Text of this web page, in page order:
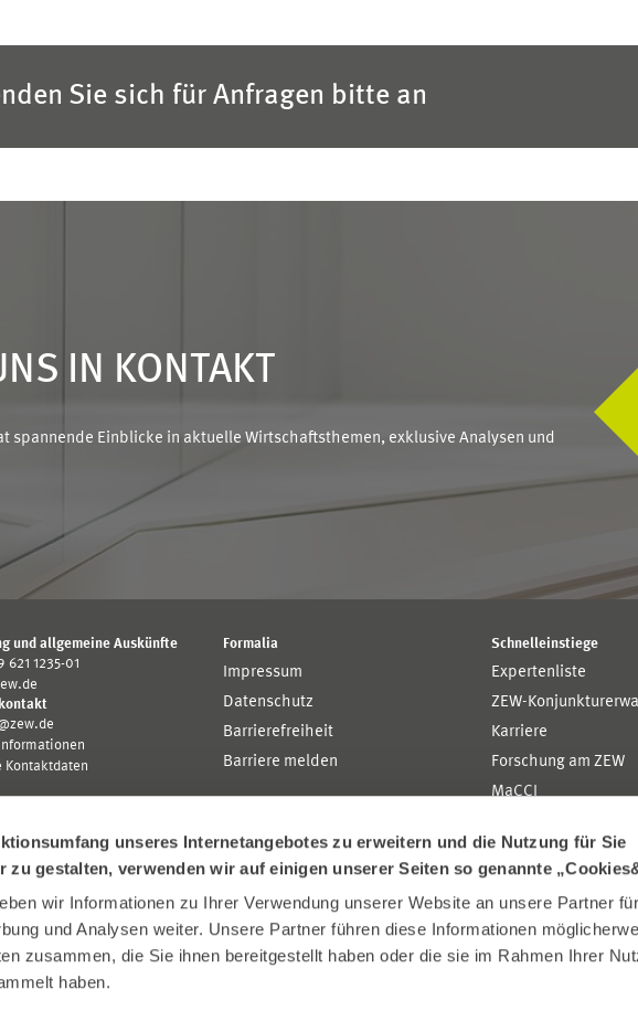
unseres Internetangebotes zu erweitern und die Nutzung für Sie
zu gestalten, verwenden wir auf einigen unserer Seiten so genannte
wir Informationen zu Ihrer Verwendung unserer Website an unsere Partner
und Analysen weiter. Unsere Partner führen diese Informationen
zusammen, die Sie ihnen bereitgestellt haben oder die sie im Rahmen Ihrer
haben.
Sie sich für Anfragen bitte an
IN KONTAKT
spannende Einblicke in aktuelle Wirtschaftsthemen, exklusive Analysen und
und allgemeine Auskünfte
621 1235-01
Kontaktdaten
Formalia
Impressum
Datenschutz
Barrierefreiheit
Barriere melden
Schnelleinstiege
Expertenliste
ZEW-
Karriere
Forschung am ZEW
MaCCI